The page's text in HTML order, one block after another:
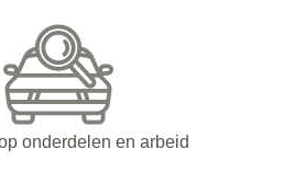
onderdelen en arbeid